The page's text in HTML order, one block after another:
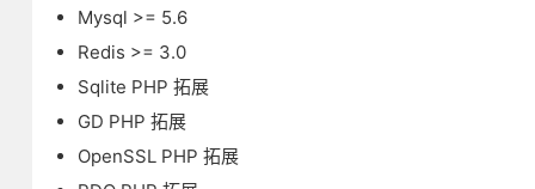
Mysql >= 5.6
Redis >= 3.0
Sqlite PHP 拓展
GD PHP 拓展
OpenSSL PHP 拓展